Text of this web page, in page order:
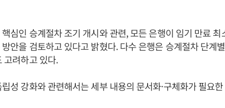
심인 승계절차 조기 개시와 관련, 모든 은행이 임기 만료 최
안을 검토하고 있다고 밝혔다. 다수 은행은 승계절차 단계
고려하고 있다.
성 강화와 관련해서는 세부 내용의 문서화·구체화가 필요